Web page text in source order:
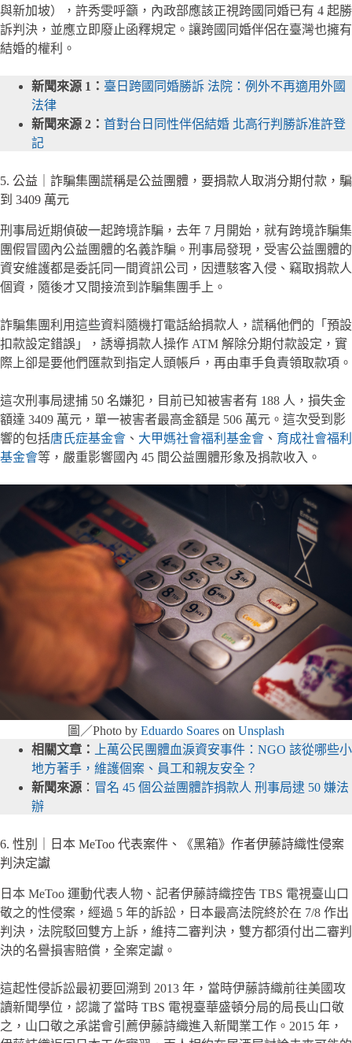
與新加坡），許秀雯呼籲，內政部應該正視跨國同婚已有 4 起勝
訴判決，並應立即廢止函釋規定。讓跨國同婚伴侶在臺灣也擁有
結婚的權利。
新聞來源 1： 臺日跨國同婚勝訴 法院：例外不再適用外國
法律
新聞來源 2： 首對台日同性伴侶結婚 北高行判勝訴准許登
記
5. 公益｜詐騙集團謊稱是公益團體，要捐款人取消分期付款，騙
到 3409 萬元
刑事局近期偵破一起跨境詐騙，去年 7 月開始，就有跨境詐騙集
團假冒國內公益團體的名義詐騙。刑事局發現，受害公益團體的
資安維護都是委託同一間資訊公司，因遭駭客入侵、竊取捐款人
個資，隨後才又間接流到詐騙集團手上。
詐騙集團利用這些資料隨機打電話給捐款人，謊稱他們的「預設
扣款設定錯誤」，誘導捐款人操作 ATM 解除分期付款設定，實
際上卻是要他們匯款到指定人頭帳戶，再由車手負責領取款項。
這次刑事局逮捕 50 名嫌犯，目前已知被害者有 188 人，損失金
額達 3409 萬元，單一被害者最高金額是 506 萬元。這次受到影
響的包括唐氏症基金會 、 大甲媽社會福利基金會 、 育成社會福利
基金會等，嚴重影響國內 45 間公益團體形象及捐款收入。
圖／Photo by Eduardo Soares on Unsplash
相關文章：
上萬公民團體血淚資安事件：NGO 該從哪些小
地方著手，維護個案、員工和親友安全？
新聞來源 ： 冒名 45 個公益團體詐捐款人 刑事局逮 50 嫌法
辦
6. 性別｜日本 MeToo 代表案件、《黑箱》作者伊藤詩織性侵案
判決定讞
日本 MeToo 運動代表人物、記者伊藤詩織控告 TBS 電視臺山口
敬之的性侵案，經過 5 年的訴訟，日本最高法院終於在 7/8 作出
判決，法院駁回雙方上訴，維持二審判決，雙方都須付出二審判
決的名譽損害賠償，全案定讞。
這起性侵訴訟最初要回溯到 2013 年，當時伊藤詩織前往美國攻
讀新聞學位，認識了當時 TBS 電視臺華盛頓分局的局長山口敬
之，山口敬之承諾會引薦伊藤詩織進入新聞業工作。2015 年，